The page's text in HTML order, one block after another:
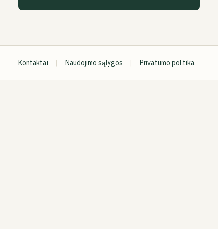
Kontaktai | Naudojimo sąlygos | Privatumo politika